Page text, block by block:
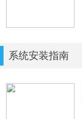
系统安装指南